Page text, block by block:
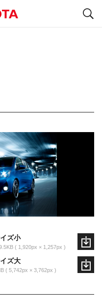
ズ小
1,920px × 1,257px
ズ大
5,742px × 3,762px